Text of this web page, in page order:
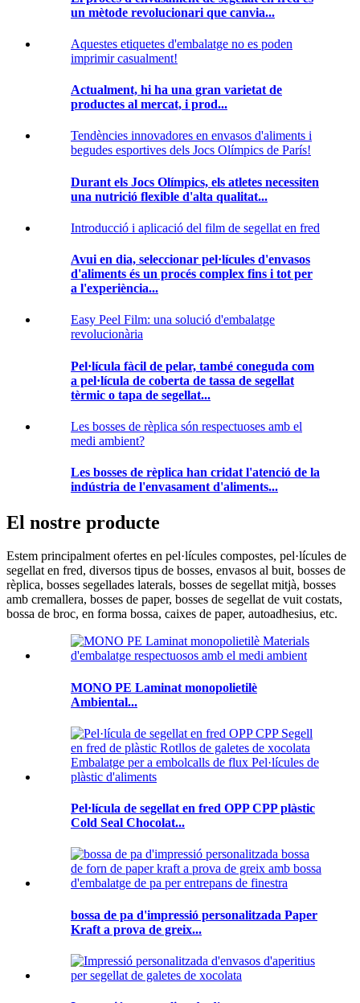
un mètode revolucionari que canvia...
Aquestes etiquetes d'embalatge no es poden
imprimir casualment!
Actualment, hi ha una gran varietat de
productes al mercat, i prod...
Tendències innovadores en envasos d'aliments i
begudes esportives dels Jocs Olímpics de París!
Durant els Jocs Olímpics, els atletes necessiten
una nutrició flexible d'alta qualitat...
Introducció i aplicació del film de segellat en fred
Avui en dia, seleccionar pel·lícules d'envasos
d'aliments és un procés complex fins i tot per
a l'experiència...
Easy Peel Film: una solució d'embalatge
revolucionària
Pel·lícula fàcil de pelar, també coneguda com
a pel·lícula de coberta de tassa de segellat
tèrmic o tapa de segellat...
Les bosses de rèplica són respectuoses amb el
medi ambient?
Les bosses de rèplica han cridat l'atenció de la
indústria de l'envasament d'aliments...
El nostre producte
Estem principalment ofertes en pel·lícules compostes, pel·lícules de
segellat en fred, diversos tipus de bosses, envasos al buit, bosses de
rèplica, bosses segellades laterals, bosses de segellat mitjà, bosses
amb cremallera, bosses de paper, bosses de segellat de vuit costats,
bossa de broc, en forma bossa, caixes de paper, autoadhesius, etc.
MONO PE Laminat monopolietilè
Ambiental...
Pel·lícula de segellat en fred OPP CPP plàstic
Cold Seal Chocolat...
bossa de pa d'impressió personalitzada Paper
Kraft a prova de greix...